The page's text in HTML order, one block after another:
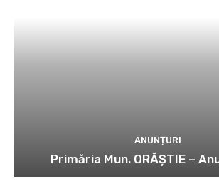
ANUNȚURI
Primăria Mun. ORĂȘTIE –